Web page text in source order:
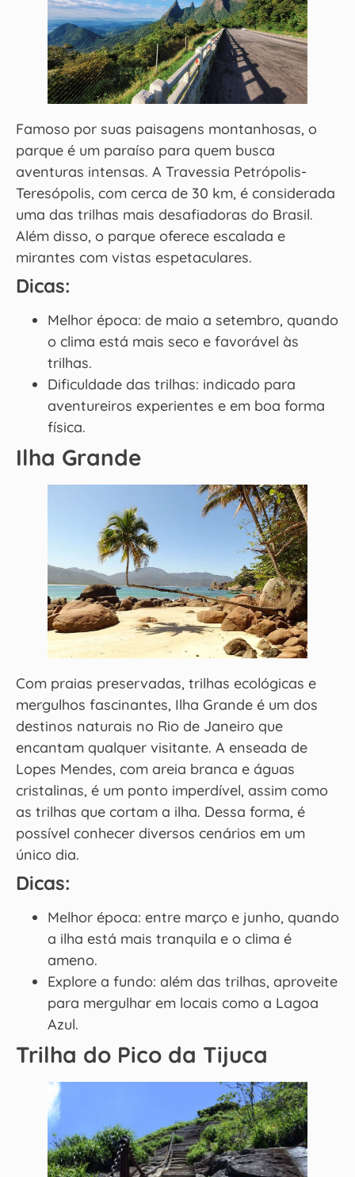
Famoso por suas paisagens montanhosas, o
parque é um paraíso para quem busca
aventuras intensas. A Travessia Petrópolis-
Teresópolis, com cerca de 30 km, é considerada
uma das trilhas mais desafiadoras do Brasil.
Além disso, o parque oferece escalada e
mirantes com vistas espetaculares.
Dicas:
Melhor época: de maio a setembro, quando
o clima está mais seco e favorável às
trilhas.
Dificuldade das trilhas: indicado para
aventureiros experientes e em boa forma
física.
Ilha Grande
Com praias preservadas, trilhas ecológicas e
mergulhos fascinantes, Ilha Grande é um dos
destinos naturais no Rio de Janeiro que
encantam qualquer visitante. A enseada de
Lopes Mendes, com areia branca e águas
cristalinas, é um ponto imperdível, assim como
as trilhas que cortam a ilha. Dessa forma, é
possível conhecer diversos cenários em um
único dia.
Dicas:
Melhor época: entre março e junho, quando
a ilha está mais tranquila e o clima é
ameno.
Explore a fundo: além das trilhas, aproveite
para mergulhar em locais como a Lagoa
Azul.
Trilha do Pico da Tijuca